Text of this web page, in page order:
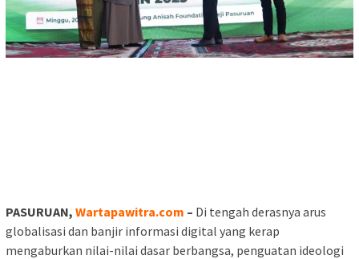
PASURUAN, Wartapawitra.com – Di tengah derasnya arus
globalisasi dan banjir informasi digital yang kerap
mengaburkan nilai-nilai dasar berbangsa, penguatan ideologi